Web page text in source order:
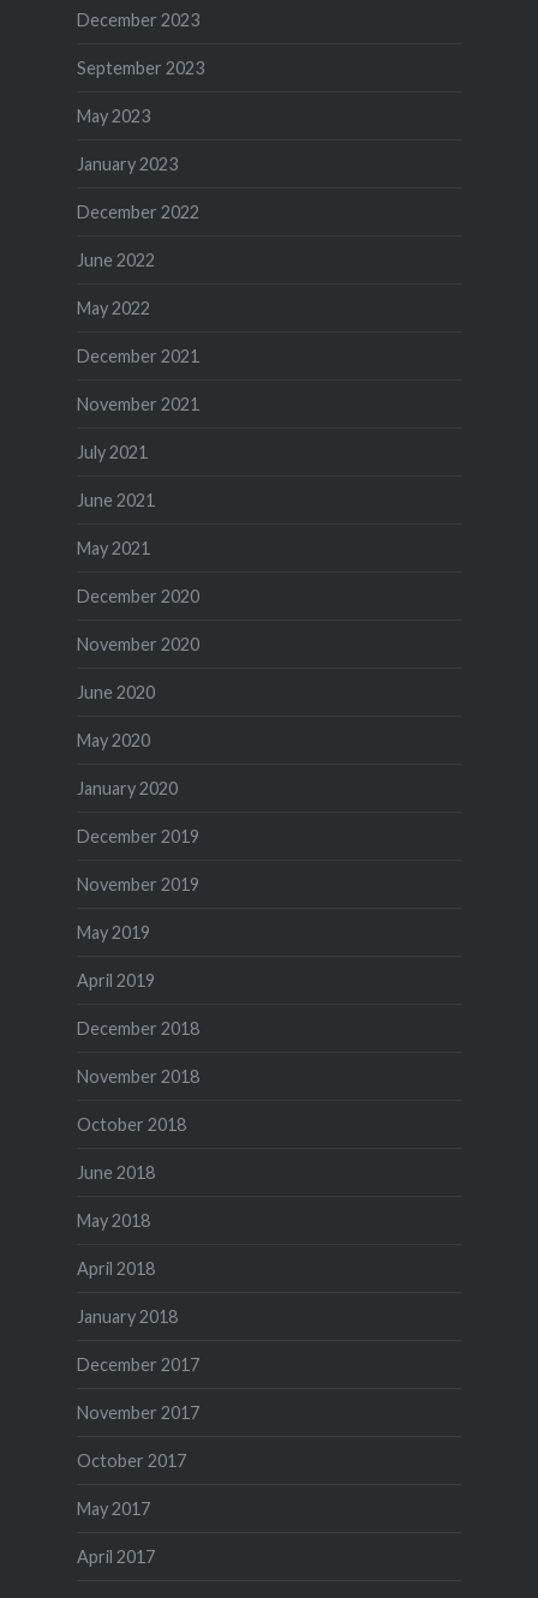
December 2023
September 2023
May 2023
January 2023
December 2022
June 2022
May 2022
December 2021
November 2021
July 2021
June 2021
May 2021
December 2020
November 2020
June 2020
May 2020
January 2020
December 2019
November 2019
May 2019
April 2019
December 2018
November 2018
October 2018
June 2018
May 2018
April 2018
January 2018
December 2017
November 2017
October 2017
May 2017
April 2017